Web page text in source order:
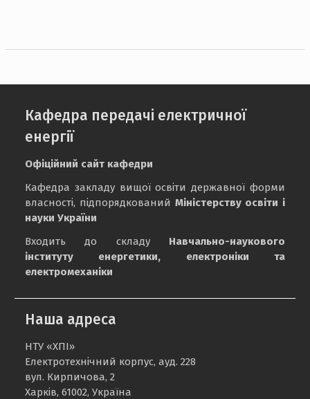
Кафедра передачі електричної
енергії
Офіційний сайт кафедри
Кафедра закладу вищої освіти державної форми
власності, підпорядкований Міністерству освіти і
науки України
Входить до складу Навчально-наукового
інституту енергетики, електроніки та
електромеханіки
Наша адреса
НТУ «ХПІ»
Електротехнічний корпус, ауд. 228
вул. Кирпичова, 2
Харків, 61002, Україна